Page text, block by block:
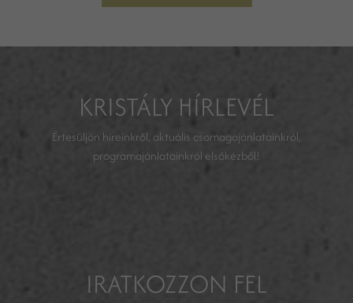
KRISTÁLY HÍRLEVÉL
Értesüljön híreinkről, aktuális csomagajánlatainkról,
programajánlatainkról elsőkézből!
IRATKOZZON FEL